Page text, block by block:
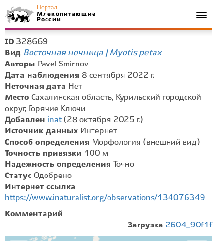
Портал
Млекопитающие
России
ID 328669
Вид Восточная ночница | Myotis petax
Авторы Pavel Smirnov
Дата наблюдения 8 сентября 2022 г.
Неточная дата Нет
Место Сахалинская область, Курильский городской
округ, Горячие Ключи
Добавлен inat (28 октября 2025 г.)
Источник данных Интернет
Способ определения Морфология (внешний вид)
Точность привязки 100 м
Надежность определения
Точно
Статус Одобрено
Интернет ссылка
https://www.inaturalist.org/observations/134076349
Комментарий
Загрузка 2604_90f1f